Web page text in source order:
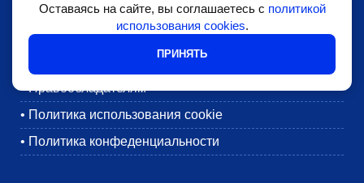
Детские песни
Блог
•Правообладателям
• Политика использования cookie
• Политика конфеденциальности
Оставаясь на сайте, вы соглашаетесь с политикой
использования cookies.
ПРИНЯТЬ